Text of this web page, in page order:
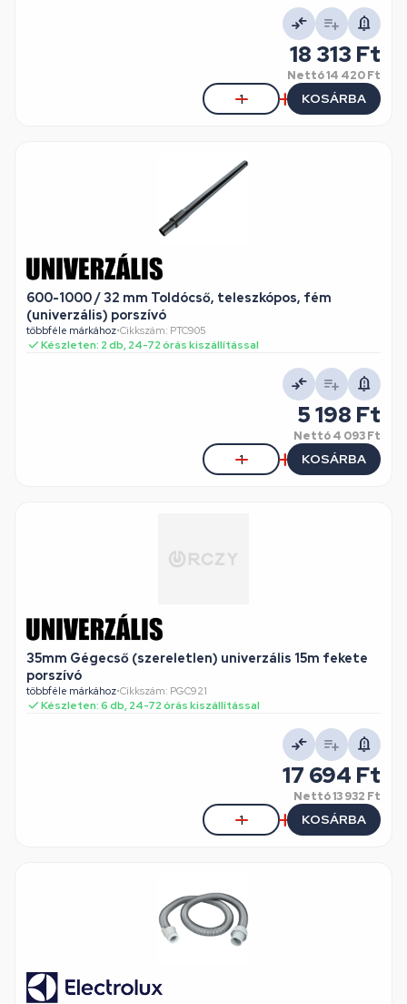
18 313 Ft
Nettó14 420 Ft
KOSÁRBA
600-1000 / 32 mm Toldócső, teleszkópos, fém
(univerzális) porszívó
többféle márkához•Cikkszám: PTC905
Készleten: 2 db, 24-72 órás kiszállítással
5 198 Ft
Nettó4 093 Ft
KOSÁRBA
35mm Gégecső (szereletlen) univerzális 15m fekete
porszívó
többféle márkához•Cikkszám: PGC921
Készleten: 6 db, 24-72 órás kiszállítással
17 694 Ft
Nettó13 932 Ft
KOSÁRBA